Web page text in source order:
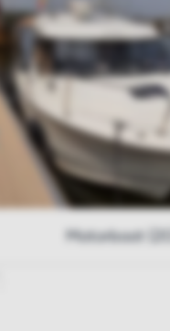
Motorboot (20)